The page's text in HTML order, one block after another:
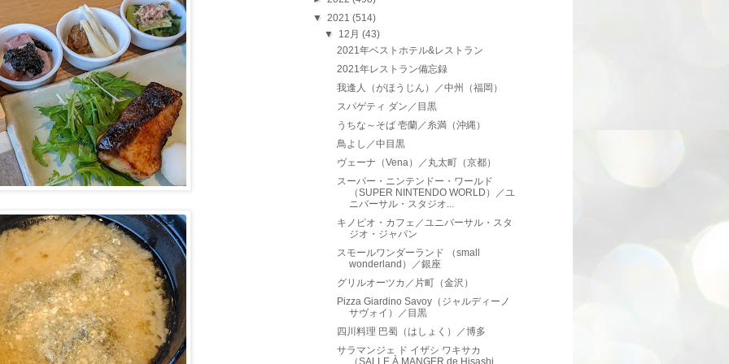
▼ 2021 (514)
▼ 12月(43)
2021年ベストホテル&レストラン
2021年レストラン備忘録
我逢人（がほうじん）／中州（福岡）
スパゲティ ダン／目黒
うちな～そば 壱蘭／糸満（沖縄）
鳥よし／中目黒
ヴェーナ（Vena）／丸太町（京都）
スーパー・ニンテンドー・ワールド
（SUPER NINTENDO WORLD）／ユ
ニバーサル・スタジオ...
キノピオ・カフェ／ユニバーサル・スタ
ジオ・ジャパン
スモールワンダーランド （small
wonderland）／銀座
グリルオーツカ／片町（金沢）
Pizza Giardino Savoy（ジャルディーノ
サヴォイ）／目黒
四川料理 巴蜀（はしょく）／博多
サラマンジェ ド イザシ ワキサカ